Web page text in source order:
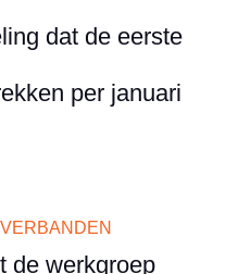
dat de eerste
per januari
de werkgroep